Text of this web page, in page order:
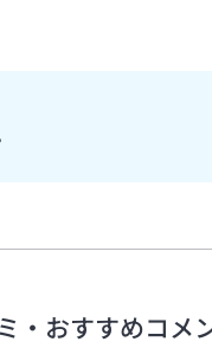
・おすすめコメ